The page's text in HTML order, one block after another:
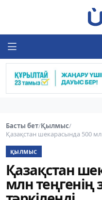
Басты бет/Қылмыс/
Қазақстан шекарасында 500
ҚЫЛМЫС
Қазақстан
млн теңгенің